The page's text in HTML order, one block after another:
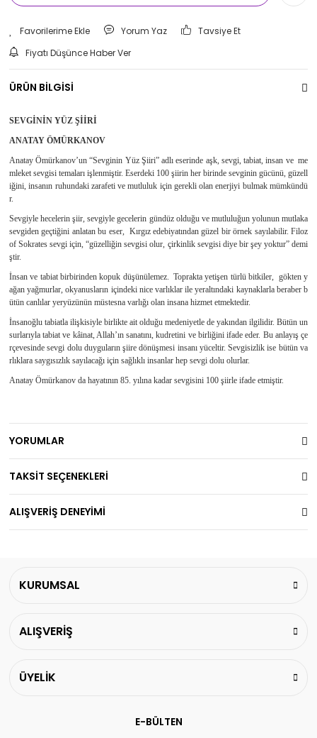
Yorum Yaz
Tavsiye Et
Fiyatı Düşünce Haber Ver
ÜRÜN BİLGİSİ
SEVGİNİN YÜZ ŞİİRİ
ANATAY ÖMÜRKANOV
Anatay Ömürkanov’un “Sevginin Yüz Şiiri” adlı eserinde aşk, sevgi, tabiat, insan ve me
mleket sevgisi temaları işlenmiştir. Eserdeki 100 şiirin her birinde sevginin gücünü, güzell
iğini, insanın ruhundaki zarafeti ve mutluluk için gerekli olan enerjiyi bulmak mümkündü
r.
Sevgiyle hecelerin şiir, sevgiyle gecelerin gündüz olduğu ve mutluluğun yolunun mutlaka
sevgiden geçtiğini anlatan bu eser, Kırgız edebiyatından güzel bir örnek sayılabilir. Filoz
of Sokrates sevgi için, “güzelliğin sevgisi olur, çirkinlik sevgisi diye bir şey yoktur” demi
ştir.
İnsan ve tabiat birbirinden kopuk düşünülemez. Toprakta yetişen türlü bitkiler, gökten y
ağan yağmurlar, okyanusların içindeki nice varlıklar ile yeraltındaki kaynaklarla beraber b
ütün canlılar yeryüzünün müstesna varlığı olan insana hizmet etmektedir.
İnsanoğlu tabiatla ilişkisiyle birlikte ait olduğu medeniyetle de yakından ilgilidir. Bütün un
surlarıyla tabiat ve kâinat, Allah’ın sanatını, kudretini ve birliğini ifade eder. Bu anlayış çe
rçevesinde sevgi dolu duyguların şiire dönüşmesi insanı yüceltir. Sevgisizlik ise bütün va
rlıklara saygısızlık sayılacağı için sağlıklı insanlar hep sevgi dolu olurlar.
Anatay Ömürkanov da hayatının 85. yılına kadar sevgisini 100 şiirle ifade etmiştir.
YORUMLAR
TAKSİT SEÇENEKLERİ
ALIŞVERİŞ DENEYİMİ
KURUMSAL
ALIŞVERİŞ
ÜYELİK
E-BÜLTEN